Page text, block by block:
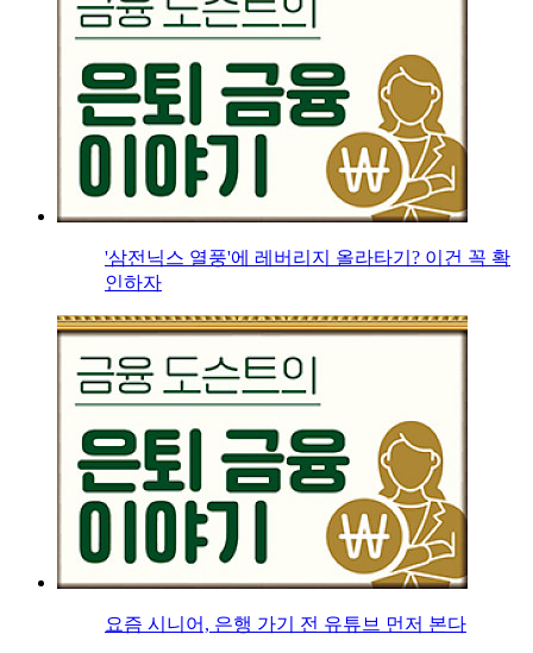
'삼전닉스 열풍'에 레버리지 올라타기? 이건 꼭 확
인하자
요즘 시니어, 은행 가기 전 유튜브 먼저 본다